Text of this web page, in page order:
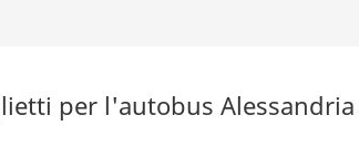
per l'autobus Alessandria